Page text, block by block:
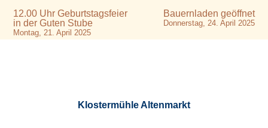
12.00 Uhr Geburtstagsfeier
in der Guten Stube
Montag, 21. April 2025
Bauernladen geöffnet
Donnerstag, 24. April 2025
Klostermühle Altenmarkt